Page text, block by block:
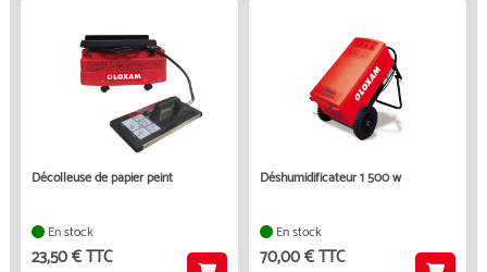
décolleuse de papier peint
En stock
23,50 € TTC
déshumidificateur 1 500 w
En stock
70,00 € TTC